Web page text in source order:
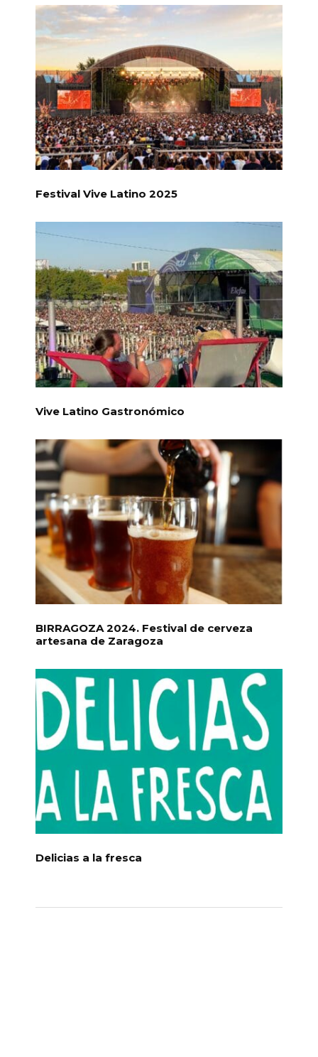
Festival Vive Latino 2025
Vive Latino Gastronómico
BIRRAGOZA 2024. Festival de cerveza
artesana de Zaragoza
Delicias a la fresca